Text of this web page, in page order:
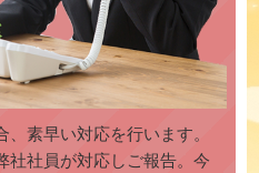
素早い対応を行います。
社社員が対応しご報告。今